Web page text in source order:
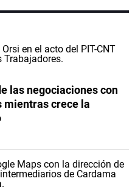
las negociaciones con
mientras crece la